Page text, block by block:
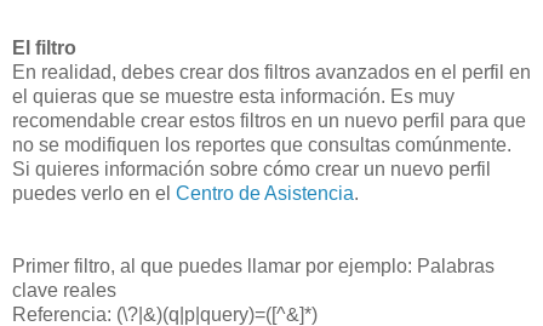
El filtro
En realidad, debes crear dos filtros avanzados en el perfil en
el quieras que se muestre esta información. Es muy
recomendable crear estos filtros en un nuevo perfil para que
no se modifiquen los reportes que consultas comúnmente.
Si quieres información sobre cómo crear un nuevo perfil
puedes verlo en el Centro de Asistencia.
Primer filtro, al que puedes llamar por ejemplo: Palabras
clave reales
Referencia: (\?|&)(q|p|query)=([^&]*)